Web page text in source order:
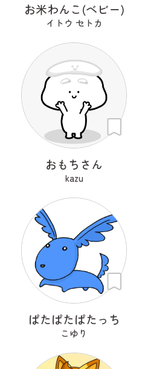
お米わんこ(ベビー)
イトウ セトカ
おもちさん
kazu
ぱたぱたぱたっち
こゆり